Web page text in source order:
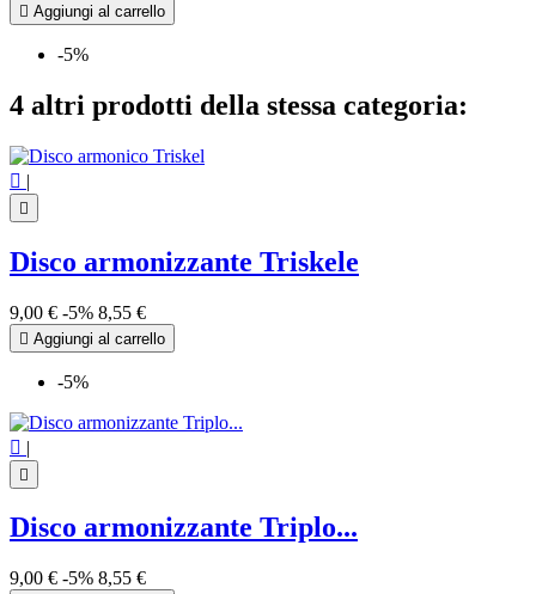
 Aggiungi al carrello
-5%
4 altri prodotti della stessa categoria:
 |

Disco armonizzante Triskele
9,00 € -5% 8,55 €
 Aggiungi al carrello
-5%
 |

Disco armonizzante Triplo...
9,00 € -5% 8,55 €